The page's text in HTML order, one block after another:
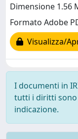
Dimensione 1.56
Formato Adobe
Visualizza/
I documenti in
tutti i diritti sono
indicazione.